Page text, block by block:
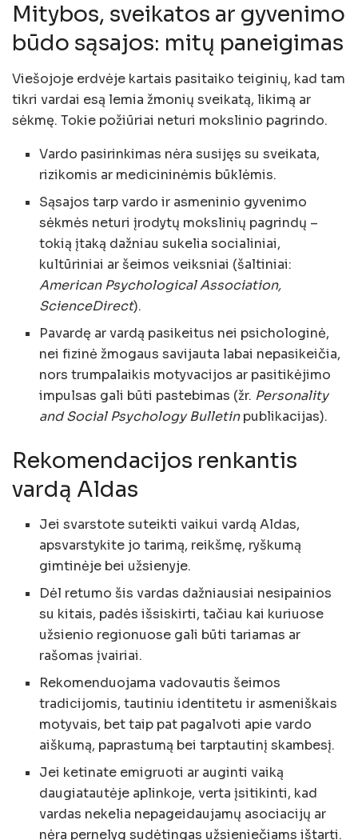
Mitybos, sveikatos ar gyvenimo
būdo sąsajos: mitų paneigimas
Viešojoje erdvėje kartais pasitaiko teiginių, kad tam
tikri vardai esą lemia žmonių sveikatą, likimą ar
sėkmę. Tokie požiūriai neturi mokslinio pagrindo.
Vardo pasirinkimas nėra susijęs su sveikata,
rizikomis ar medicininėmis būklėmis.
Sąsajos tarp vardo ir asmeninio gyvenimo
sėkmės neturi įrodytų mokslinių pagrindų –
tokią įtaką dažniau sukelia socialiniai,
kultūriniai ar šeimos veiksniai (šaltiniai:
American Psychological Association,
ScienceDirect).
Pavardę ar vardą pasikeitus nei psichologinė,
nei fizinė žmogaus savijauta labai nepasikeičia,
nors trumpalaikis motyvacijos ar pasitikėjimo
impulsas gali būti pastebimas (žr. Personality
and Social Psychology Bulletinpublikacijas).
Rekomendacijos renkantis
vardą Aldas
Jei svarstote suteikti vaikui vardą Aldas,
apsvarstykite jo tarimą, reikšmę, ryškumą
gimtinėje bei užsienyje.
Dėl retumo šis vardas dažniausiai nesipainios
su kitais, padės išsiskirti, tačiau kai kuriuose
užsienio regionuose gali būti tariamas ar
rašomas įvairiai.
Rekomenduojama vadovautis šeimos
tradicijomis, tautiniu identitetu ir asmeniškais
motyvais, bet taip pat pagalvoti apie vardo
aiškumą, paprastumą bei tarptautinį skambesį.
Jei ketinate emigruoti ar auginti vaiką
daugiatautėje aplinkoje, verta įsitikinti, kad
vardas nekelia nepageidaujamų asociacijų ar
nėra pernelyg sudėtingas užsieniečiams ištarti.